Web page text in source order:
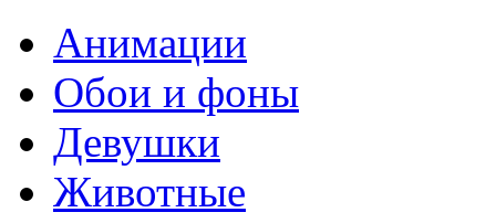
Анимации
Обои и фоны
Девушки
Животные